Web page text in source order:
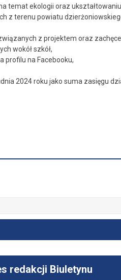
temat ekologii oraz
terenu powiatu
z projektem oraz
wokół szkół,
profilu na Facebooku,
2024 roku jako suma zasięgu
redakcji Biuletynu